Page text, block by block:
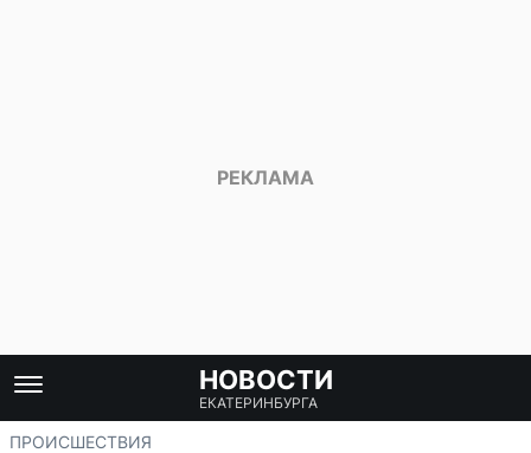
НОВОСТИ
ЕКАТЕРИНБУРГА
ПРОИСШЕСТВИЯ